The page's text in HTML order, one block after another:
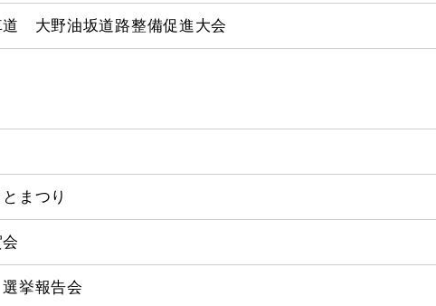
道 大野油坂道路整備促進大会
まつり
挙報告会